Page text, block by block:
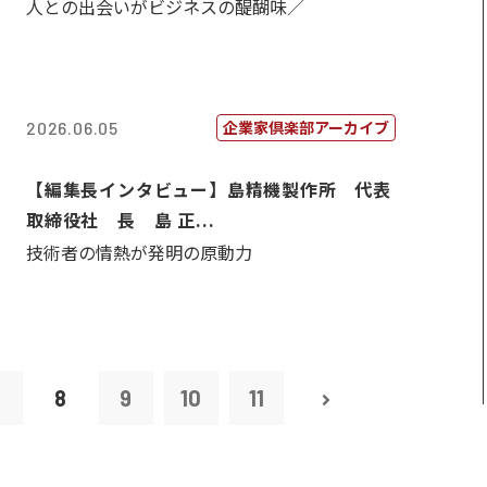
人との出会いがビジネスの醍醐味／
2026.06.05 企業家倶楽部アーカイブ
【編集長インタビュー】島精機製作所 代表
取締役社 長 島 正...
技術者の情熱が発明の原動力
8 9 10 11